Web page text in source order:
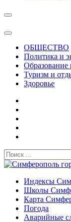
ОБЩЕСТВО
Политика и
Образование
Туризм и
Здоровье
Поиск:
Симферополь
Индексы
Школы
Карта
Погода
Аварийные